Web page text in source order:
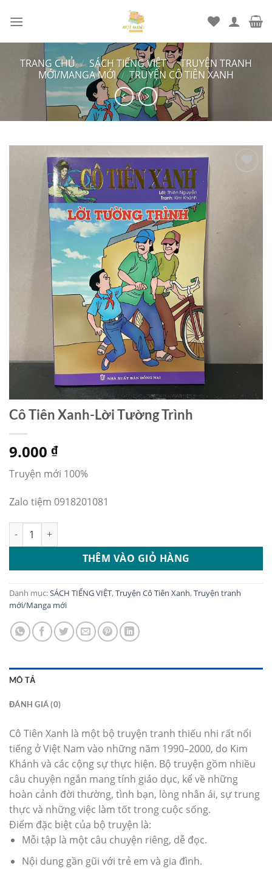
đến
TRANG CHỦ / SÁCH TIẾNG VIỆT / TRUYỆN TRANH
MỚI/MANGA MỚI / TRUYỆN CÔ TIÊN XANH
Cô Tiên Xanh-Lời Tường Trình
9.000 ₫
Truyện mới 100%
Zalo tiệm 0918201081
Cô Tiên Xanh-Lời Tường Trình số lượng
THÊM VÀO GIỎ HÀNG
Danh mục:SÁCH TIẾNG VIỆT,Truyện Cô Tiên Xanh,Truyện tranh
mới/Manga mới
MÔ TẢ
ĐÁNH GIÁ (0)
Cô Tiên Xanh là một bộ truyện tranh thiếu nhi rất nổi
tiếng ở Việt Nam vào những năm 1990–2000, do Kim
Khánh và các cộng sự thực hiện. Bộ truyện gồm nhiều
câu chuyện ngắn mang tính giáo dục, kể về những
hoàn cảnh đời thường, tình bạn, lòng nhân ái, sự trung
thực và những việc làm tốt trong cuộc sống.
Điểm đặc biệt của bộ truyện là:
Mỗi tập là một câu chuyện riêng, dễ đọc.
Nội dung gần gũi với trẻ em và gia đình.